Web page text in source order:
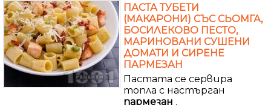
ПАСТА ТУБЕТИ
(МАКАРОНИ) СЪС СЬОМГА,
БОСИЛЕКОВО ПЕСТО,
МАРИНОВАНИ СУШЕНИ
ДОМАТИ И СИРЕНЕ
ПАРМЕЗАН
Пастата се сервира
топла с настърган
пармезан .